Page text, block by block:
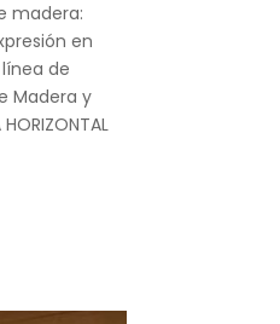
madera:
en
de
Madera y